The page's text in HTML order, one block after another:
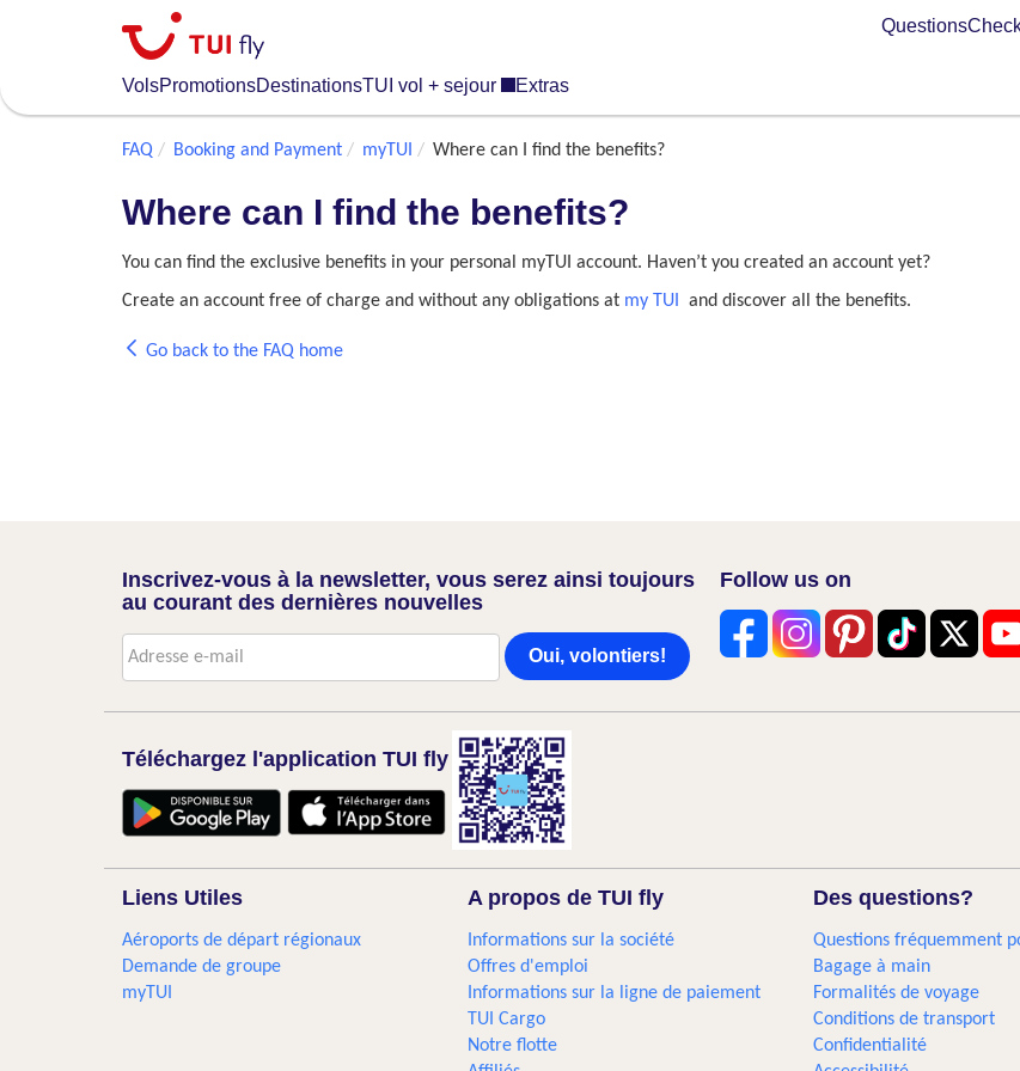
content
VolsPromotionsDestinationsTUI vol + sejour Extras
Questions
FAQ Booking and Payment myTUI Where can I find the benefits?
Where can I find the benefits?
You can find the exclusive benefits in your personal myTUI account. Haven’t you created an account yet?
Create an account free of charge and without any obligations at my TUI and discover all the benefits.
Go back to the FAQ home
Inscrivez-vous à la newsletter, vous serez ainsi toujours
au courant des dernières nouvelles
Oui, volontiers!
Follow us on
Téléchargez l'application TUI fly
Liens Utiles
Aéroports de départ régionaux
Demande de groupe
myTUI
A propos de TUI fly
Informations sur la société
Offres d'emploi
Informations sur la ligne de paiement
TUI Cargo
Notre flotte
Des questions?
Questions fréquemment
Bagage à main
Formalités de voyage
Conditions de transport
Confidentialité